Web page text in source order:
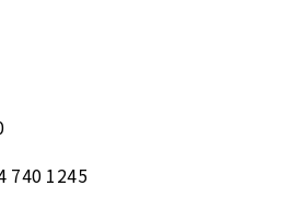
740 1245